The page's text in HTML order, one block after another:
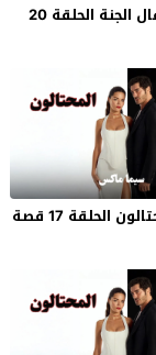
مسلسل اطفال الجنة الحلقة 20
مسلسل المحتالون الحلقة 17 قصة